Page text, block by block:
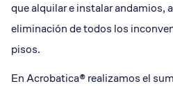
que alquilar e instalar andamios,
eliminación de todos los
pisos.
En Acrobatica® realizamos el